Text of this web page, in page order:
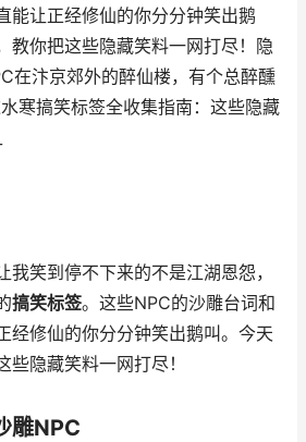
能让正经修仙的你分分钟笑出鹅
教你把这些隐藏笑料一网打尽！隐
在汴京郊外的醉仙楼，有个总醉醺
寒搞笑标签全收集指南：这些隐藏
我笑到停不下来的不是江湖恩怨，
搞笑标签。这些NPC的沙雕台词和
经修仙的你分分钟笑出鹅叫。今天
隐藏笑料一网打尽！
雕NPC